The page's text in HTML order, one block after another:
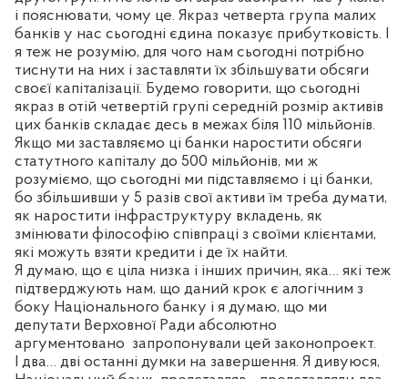
і пояснювати, чому це. Якраз четверта група малих
банків у нас сьогодні єдина показує прибутковість. І
я теж не розумію, для чого нам сьогодні потрібно
тиснути на них і заставляти їх збільшувати обсяги
своєї капіталізації. Будемо говорити, що сьогодні
якраз в отій четвертій групі середній розмір активів
цих банків складає десь в межах біля 110 мільйонів.
Якщо ми заставляємо ці банки наростити обсяги
статутного капіталу до 500 мільйонів, ми ж
розуміємо, що сьогодні ми підставляємо і ці банки,
бо збільшивши у 5 разів свої активи їм треба думати,
як наростити інфраструктуру вкладень, як
змінювати філософію співпраці з своїми клієнтами,
які можуть взяти кредити і де їх найти.
Я думаю, що є ціла низка і інших причин, яка… які теж
підтверджують нам, що даний крок є алогічним з
боку Національного банку і я думаю, що ми
депутати Верховної Ради абсолютно
аргументовано запропонували цей законопроект.
І два… дві останні думки на завершення. Я дивуюся,